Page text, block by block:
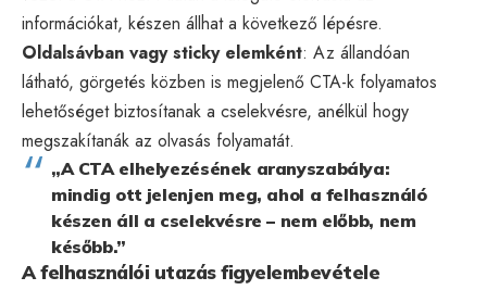
információkat, készen állhat a következő lépésre.
Oldalsávban vagy sticky elemként: Az állandóan
látható, görgetés közben is megjelenő CTA-k folyamatos
lehetőséget biztosítanak a cselekvésre, anélkül hogy
megszakítanák az olvasás folyamatát.
„A CTA elhelyezésének aranyszabálya:
mindig ott jelenjen meg, ahol a felhasználó
készen áll a cselekvésre – nem előbb, nem
később.”
A felhasználói utazás figyelembevétele